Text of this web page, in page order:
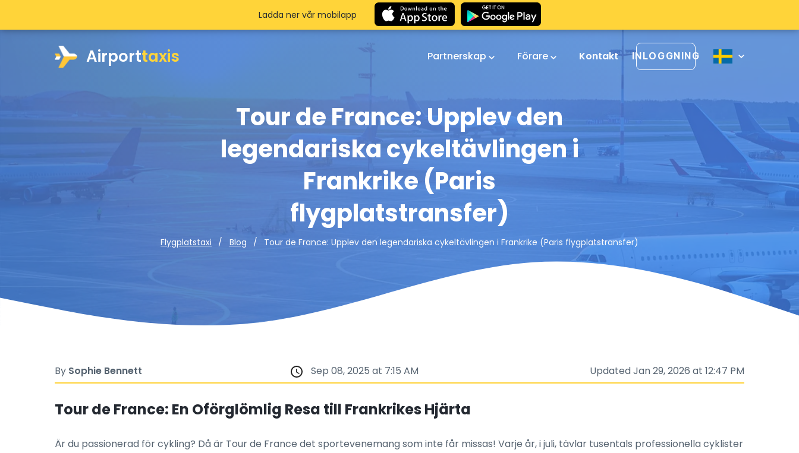
Airporttaxis Partnerskap Förare Kontakt INLOGGNING
Tour de France: Upplev den
legendariska cykeltävlingen i
Frankrike (Paris
flygplatstransfer)
Flygplatstaxi Blog Tour de France: Upplev den legendariska cykeltävlingen i Frankrike (Paris flygplatstransfer)
Ladda ner vår mobilapp
By Sophie Bennett Sep 08, 2025 at 7:15 AM Updated Jan 29, 2026 at 12:47 PM
Tour de France: En Oförglömlig Resa till Frankrikes Hjärta
Är du passionerad för cykling? Då är Tour de France det sportevenemang som inte får missas! Varje år, i juli, tävlar tusentals professionella cyklister